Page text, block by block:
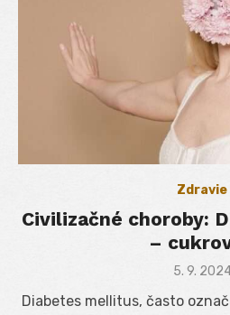
Zdravie
Civilizačné choroby:
–
Posted
5. 9.
Diabetes mellitus, často